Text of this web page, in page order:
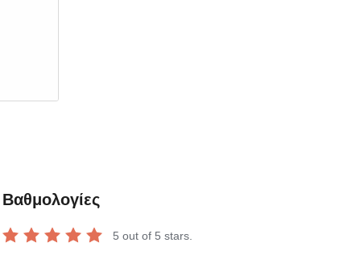
Βαθμολογίες
5 out of 5 stars.